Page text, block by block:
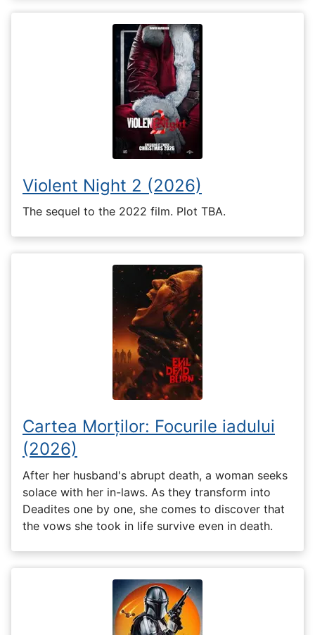
Violent Night 2 (2026)
The sequel to the 2022 film. Plot TBA.
Cartea Morților: Focurile iadului
(2026)
After her husband's abrupt death, a woman seeks
solace with her in-laws. As they transform into
Deadites one by one, she comes to discover that
the vows she took in life survive even in death.